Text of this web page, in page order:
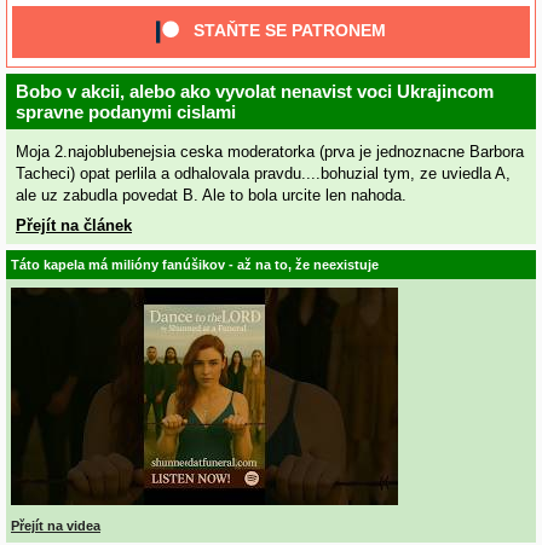
STAŇTE SE PATRONEM
Bobo v akcii, alebo ako vyvolat nenavist voci Ukrajincom
spravne podanymi cislami
Moja 2.najoblubenejsia ceska moderatorka (prva je jednoznacne Barbora
Tacheci) opat perlila a odhalovala pravdu....bohuzial tym, ze uviedla A,
ale uz zabudla povedat B. Ale to bola urcite len nahoda.
Přejít na článek
Táto kapela má milióny fanúšikov - až na to, že neexistuje
Přejít na videa